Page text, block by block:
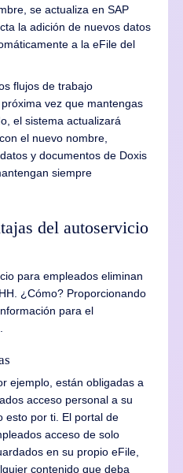
se actualiza en SAP
la adición de nuevos datos
a la eFile del
flujos de trabajo
vez que mantengas
el sistema actualizará
el nuevo nombre,
y documentos de Doxis
siempre
del autoservicio
para empleados eliminan
¿Cómo? Proporcionando
para el
ejemplo, están obligadas a
acceso personal a su
esto por ti. El portal de
acceso de solo
en su propio eFile,
contenido que deba